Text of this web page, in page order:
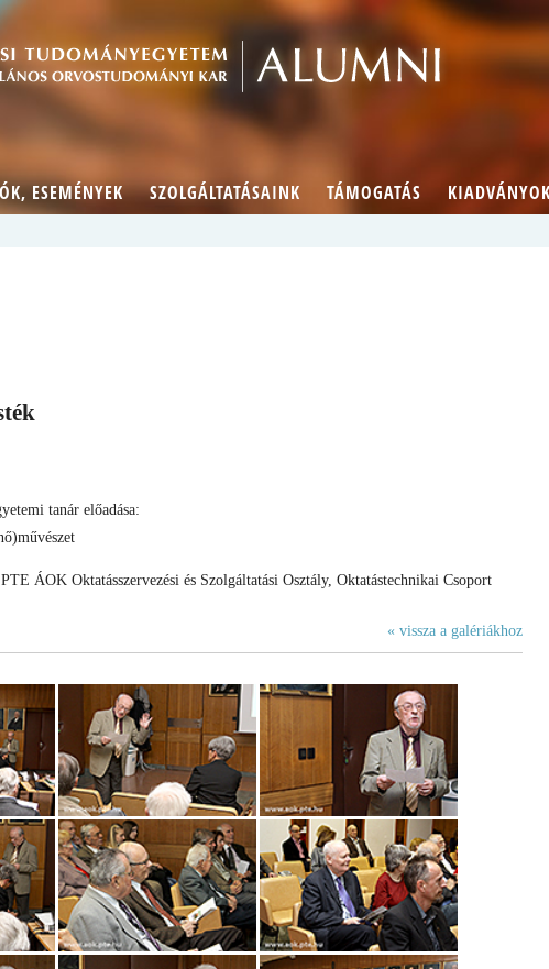
ESEMÉNYEK SZOLGÁLTATÁSAINK TÁMOGATÁS KIADVÁNYOK
tanár előadása:
ÁOK Oktatásszervezési és Szolgáltatási Osztály, Oktatástechnikai Csoport
« vissza a galériákhoz